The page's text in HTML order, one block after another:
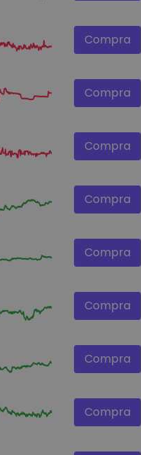
Compra
Compra
Compra
Compra
Compra
Compra
Compra
Compra